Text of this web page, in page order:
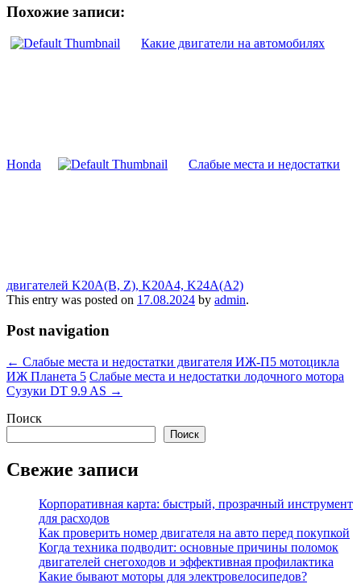
Похожие записи:
Какие двигатели на автомобилях
Honda Слабые места и недостатки
двигателей K20A(B, Z), K20A4, K24A(A2)
This entry was posted on 17.08.2024 by admin.
Post navigation
← Слабые места и недостатки двигателя ИЖ-П5 мотоцикла
ИЖ Планета 5 Слабые места и недостатки лодочного мотора
Сузуки DT 9.9 AS →
Поиск
Поиск
Свежие записи
Корпоративная карта: быстрый, прозрачный инструмент
для расходов
Как проверить номер двигателя на авто перед покупкой
Когда техника подводит: основные причины поломок
двигателей снегоходов и эффективная профилактика
Какие бывают моторы для электровелосипедов?